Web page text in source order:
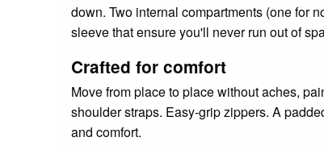
down. Two internal compartments (one for
sleeve that ensure you'll never run out of
Crafted for comfort
Move from place to place without aches,
shoulder straps. Easy-grip zippers. A
and comfort.